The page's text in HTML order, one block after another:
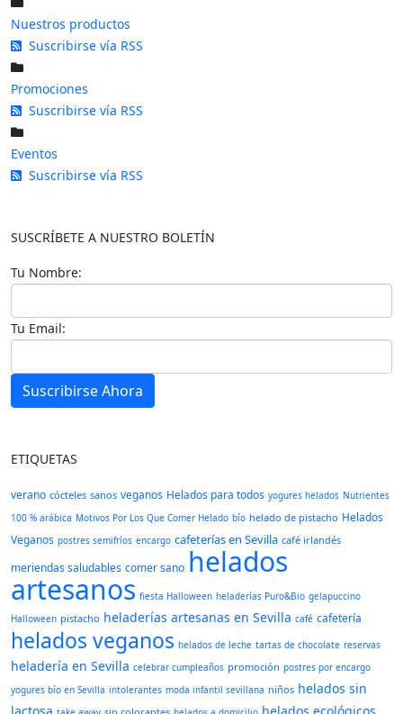
Nuestros productos
Suscribirse vía RSS
Promociones
Suscribirse vía RSS
Eventos
Suscribirse vía RSS
SUSCRÍBETE A NUESTRO BOLETÍN
Tu Nombre:
Tu Email:
Suscribirse Ahora
ETIQUETAS
verano cócteles sanos veganos Helados para todos yogures helados Nutrientes
100 % arábica Motivos Por Los Que Comer Helado bío helado de pistacho Helados
Veganos postres semifríos encargo cafeterías en Sevilla café irlandés
meriendas saludables comer sano helados
artesanos fiesta Halloween heladerías Puro&Bio gelapuccino
Halloween pistacho heladerías artesanas en Sevilla café cafetería
helados veganos helados de leche tartas de chocolate reservas
heladería en Sevilla celebrar cumpleaños promoción postres por encargo
yogures bío en Sevilla intolerantes moda infantil sevillana niños helados sin